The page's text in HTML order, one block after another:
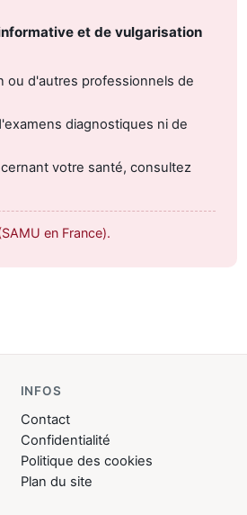
et de vulgarisation
ou d'autres professionnels de
diagnostiques ni de
votre santé, consultez
en France).
INFOS
Contact
Confidentialité
Politique des cookies
Plan du site